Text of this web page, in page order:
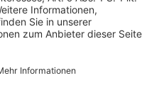
Compliance